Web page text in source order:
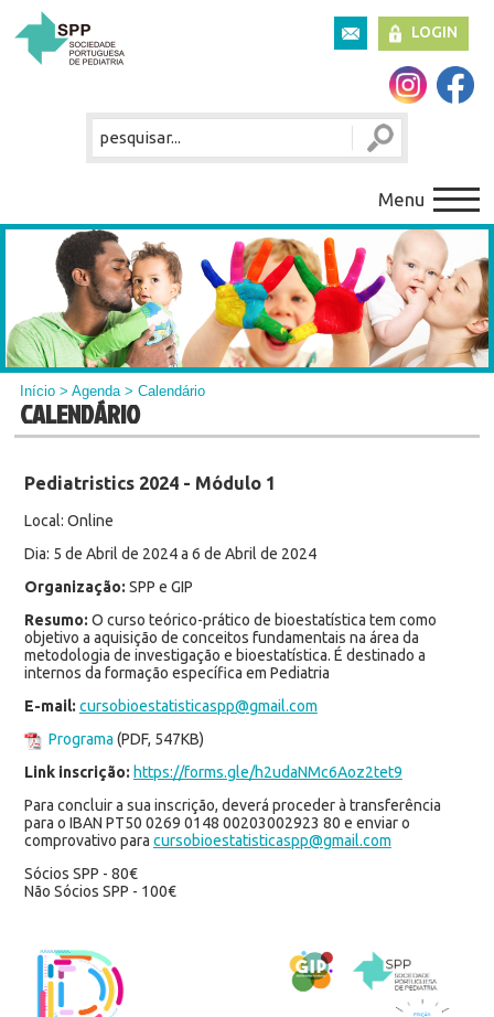
LOGIN
Menu
Início >Agenda> Calendário
CALENDÁRIO
Pediatristics 2024 - Módulo 1
Local: Online
Dia: 5 de Abril de 2024 a 6 de Abril de 2024
Organização: SPP e GIP
Resumo: O curso teórico-prático de bioestatística tem como
objetivo a aquisição de conceitos fundamentais na área da
metodologia de investigação e bioestatística. É destinado a
internos da formação específica em Pediatria
E-mail: cursobioestatisticaspp@gmail.com
Programa (PDF, 547KB)
Link inscrição: https://forms.gle/h2udaNMc6Aoz2tet9
Para concluir a sua inscrição, deverá proceder à transferência
para o IBAN PT50 0269 0148 00203002923 80 e enviar o
comprovativo para cursobioestatisticaspp@gmail.com
Sócios SPP - 80€
Não Sócios SPP - 100€